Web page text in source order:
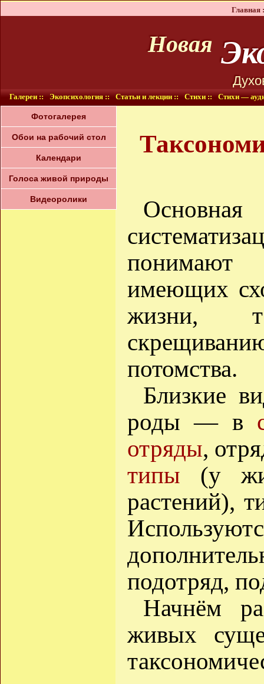
Главная
Новая
Галереи :: Экопсихология :: Статьи и лекции :: Стихи :: Стихи —
Фотогалерея
Обои на рабочий стол
Календари
Голоса живой природы
Видеоролики
Основная
понимают
имеющих
жизни,
потомства.
Близкие
роды — в
отряды,
типы (у
растений),
подотряд,
Начнём
живых